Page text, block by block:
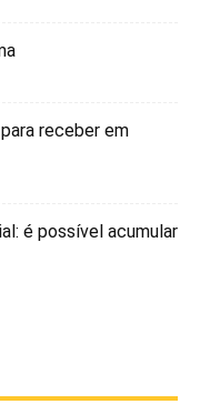
receber em
é possível acumular